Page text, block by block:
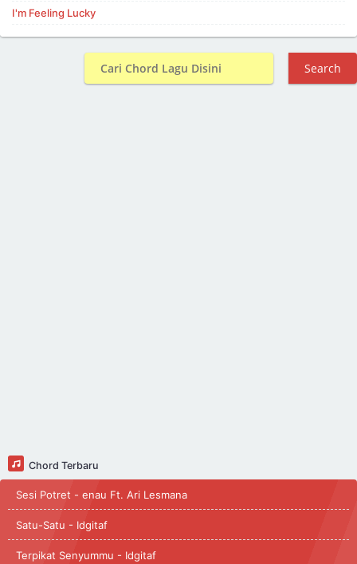
I'm Feeling Lucky
Search
Chord Terbaru
Sesi Potret - enau Ft. Ari Lesmana
Satu-Satu - Idgitaf
Terpikat Senyummu - Idgitaf